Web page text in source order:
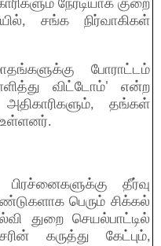
நேரடியாக குறை
சங்க நிர்வாகிகள்
போராட்டம்
விட்டோம்' என்ற
அதிகாரிகளும், தங்கள்
தீர்வு
பெரும் சிக்கல்
துறை செயல்பாட்டில்
கருத்து கேட்பும்,